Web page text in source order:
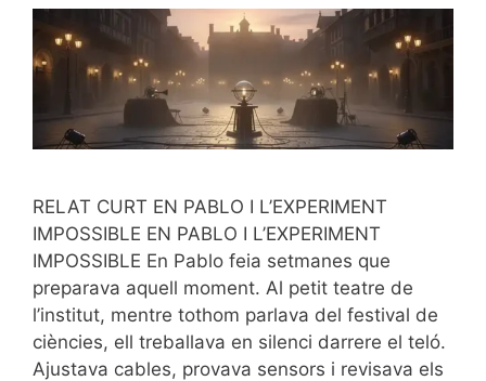
RELAT CURT EN PABLO I L’EXPERIMENT
IMPOSSIBLE EN PABLO I L’EXPERIMENT
IMPOSSIBLE En Pablo feia setmanes que
preparava aquell moment. Al petit teatre de
l’institut, mentre tothom parlava del festival de
ciències, ell treballava en silenci darrere el teló.
Ajustava cables, provava sensors i revisava els